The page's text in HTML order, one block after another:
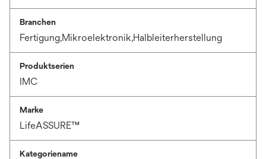
Branchen
Fertigung,Mikroelektronik,Halbleiterherstellung
Produktserien
IMC
Marke
LifeASSURE™
Kategoriename